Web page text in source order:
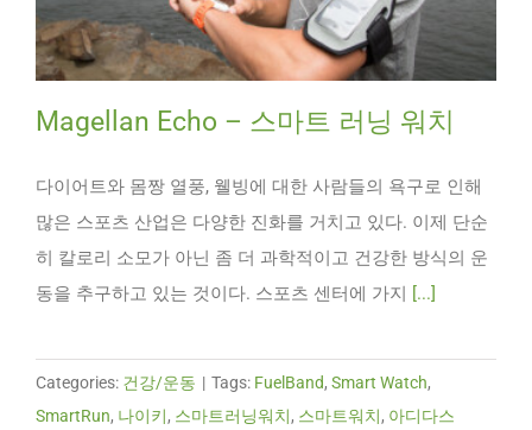
Magellan Echo – 스마트 러닝 워치
다이어트와 몸짱 열풍, 웰빙에 대한 사람들의 욕구로 인해
많은 스포츠 산업은 다양한 진화를 거치고 있다. 이제 단순
히 칼로리 소모가 아닌 좀 더 과학적이고 건강한 방식의 운
동을 추구하고 있는 것이다. 스포츠 센터에 가지 [...]
Categories: 건강/운동 | Tags: FuelBand, Smart Watch,
SmartRun, 나이키, 스마트러닝워치, 스마트워치, 아디다스